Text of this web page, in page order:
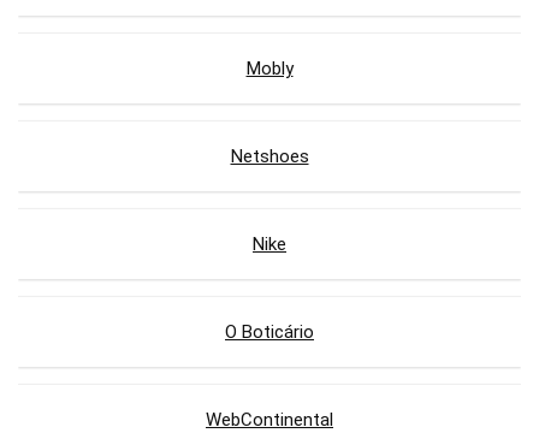
Mobly
Netshoes
Nike
O Boticário
WebContinental